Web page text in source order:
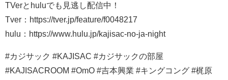
TVerとhuluでも見逃し配信中！
Tver：https://tver.jp/feature/f0048217
hulu：https://www.hulu.jp/kajisac-no-ja-night
#カジサック #KAJISAC #カジサックの部屋
#KAJISACROOM #OmO #吉本興業 #キングコング #梶原